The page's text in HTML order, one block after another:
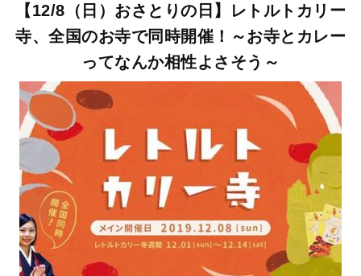
【12/8（日）おさとりの日】レトルトカリー
寺、全国のお寺で同時開催！～お寺とカレー
ってなんか相性よさそう～